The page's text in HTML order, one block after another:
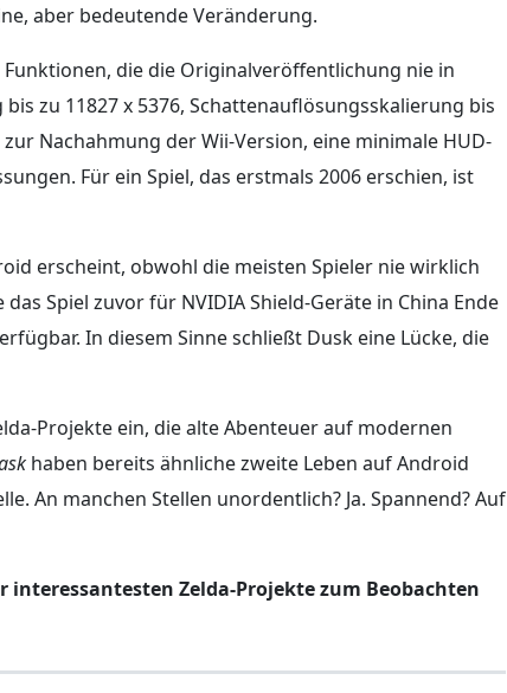
aber bedeutende Veränderung.
die die Originalveröffentlichung nie in
zu 11827 x 5376, Schattenauflösungsskalierung bis
Nachahmung der Wii-Version, eine minimale HUD-
Für ein Spiel, das erstmals 2006 erschien, ist
erscheint, obwohl die meisten Spieler nie wirklich
Spiel zuvor für NVIDIA Shield-Geräte in China Ende
In diesem Sinne schließt Dusk eine Lücke, die
Projekte ein, die alte Abenteuer auf modernen
haben bereits ähnliche zweite Leben auf Android
An manchen Stellen unordentlich? Ja. Spannend? Auf
interessantesten Zelda-Projekte zum Beobachten